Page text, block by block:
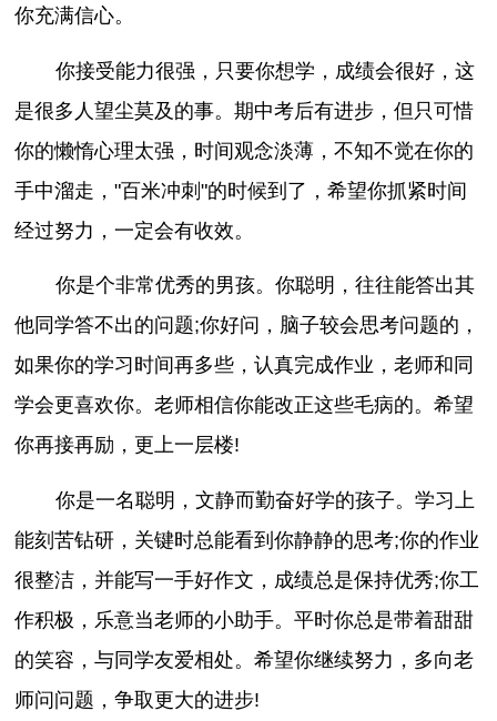
你充满信心。
你接受能力很强，只要你想学，成绩会很好，这
是很多人望尘莫及的事。期中考后有进步，但只可惜
你的懒惰心理太强，时间观念淡薄，不知不觉在你的
手中溜走，"百米冲刺"的时候到了，希望你抓紧时间
经过努力，一定会有收效。
你是个非常优秀的男孩。你聪明，往往能答出其
他同学答不出的问题;你好问，脑子较会思考问题的，
如果你的学习时间再多些，认真完成作业，老师和同
学会更喜欢你。老师相信你能改正这些毛病的。希望
你再接再励，更上一层楼!
你是一名聪明，文静而勤奋好学的孩子。学习上
能刻苦钻研，关键时总能看到你静静的思考;你的作业
很整洁，并能写一手好作文，成绩总是保持优秀;你工
作积极，乐意当老师的小助手。平时你总是带着甜甜
的笑容，与同学友爱相处。希望你继续努力，多向老
师问问题，争取更大的进步!